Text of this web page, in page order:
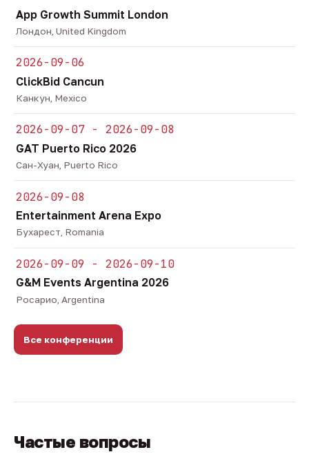
App Growth Summit London
Лондон, United Kingdom
2026-09-06
ClickBid Cancun
Канкун, Mexico
2026-09-07 - 2026-09-08
GAT Puerto Rico 2026
Сан-Хуан, Puerto Rico
2026-09-08
Entertainment Arena Expo
Бухарест, Romania
2026-09-09 - 2026-09-10
G&M Events Argentina 2026
Росарио, Argentina
Все конференции
Частые вопросы